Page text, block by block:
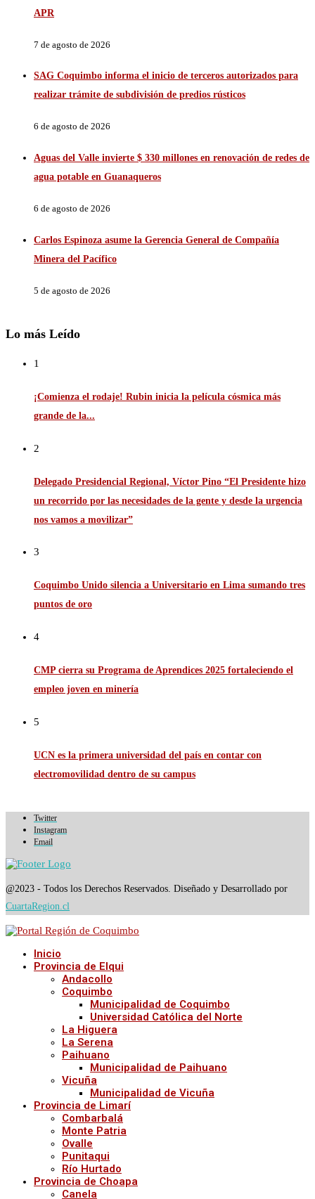
APR
7 de agosto de 2026
SAG Coquimbo informa el inicio de terceros autorizados para
realizar trámite de subdivisión de predios rústicos
6 de agosto de 2026
Aguas del Valle invierte $ 330 millones en renovación de redes de
agua potable en Guanaqueros
6 de agosto de 2026
Carlos Espinoza asume la Gerencia General de Compañía
Minera del Pacífico
5 de agosto de 2026
Lo más Leído
1
¡Comienza el rodaje! Rubin inicia la película cósmica más
grande de la...
2
Delegado Presidencial Regional, Víctor Pino “El Presidente hizo
un recorrido por las necesidades de la gente y desde la urgencia
nos vamos a movilizar”
3
Coquimbo Unido silencia a Universitario en Lima sumando tres
puntos de oro
4
CMP cierra su Programa de Aprendices 2025 fortaleciendo el
empleo joven en minería
5
UCN es la primera universidad del país en contar con
electromovilidad dentro de su campus
Twitter
Instagram
Email
@2023 - Todos los Derechos Reservados. Diseñado y Desarrollado por
CuartaRegion.cl
Inicio
Provincia de Elqui
Andacollo
Coquimbo
Municipalidad de Coquimbo
Universidad Católica del Norte
La Higuera
La Serena
Paihuano
Municipalidad de Paihuano
Vicuña
Municipalidad de Vicuña
Provincia de Limarí
Combarbalá
Monte Patria
Ovalle
Punitaqui
Río Hurtado
Provincia de Choapa
Canela